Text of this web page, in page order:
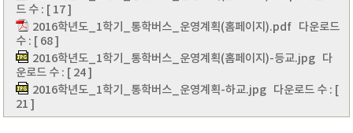
드 수 : [ 17 ]
2016학년도_1학기_통학버스_운영계획(홈페이지).pdf 다운로드
수 : [ 68 ]
2016학년도_1학기_통학버스_운영계획(홈페이지)-등교.jpg 다
운로드 수 : [ 24 ]
2016학년도_1학기_통학버스_운영계획-하교.jpg 다운로드 수 : [
21 ]